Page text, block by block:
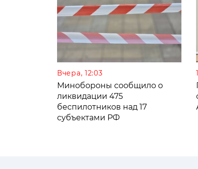
Вчера, 12:03
Минобороны сообщило о
ликвидации 475
беспилотников над 17
субъектами РФ